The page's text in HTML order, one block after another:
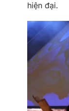
hiện đại.